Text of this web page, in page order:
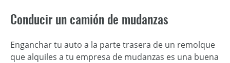
Conducir un camión de mudanzas
Enganchar tu auto a la parte trasera de un remolque
que alquiles a tu empresa de mudanzas es una buena